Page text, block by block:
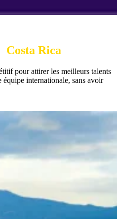
Costa Rica
pour attirer les meilleurs talents
internationale, sans avoir